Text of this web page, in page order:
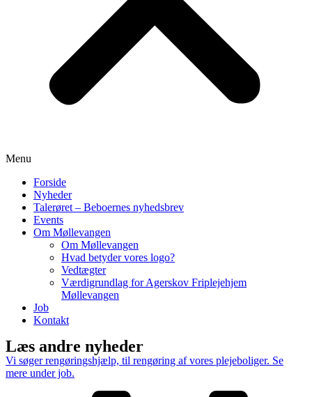
Menu
Forside
Nyheder
Talerøret – Beboernes nyhedsbrev
Events
Om Møllevangen
Om Møllevangen
Hvad betyder vores logo?
Vedtægter
Værdigrundlag for Agerskov Friplejehjem
Møllevangen
Job
Kontakt
Læs andre nyheder
Vi søger rengøringshjælp, til rengøring af vores plejeboliger. Se
mere under job.